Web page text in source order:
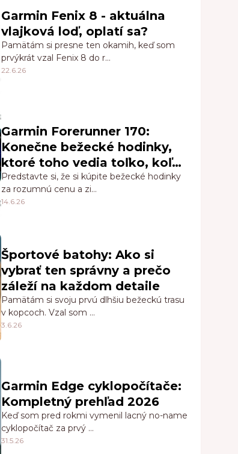
Garmin Fenix 8 - aktuálna
vlajková loď, oplatí sa?
Pamätám si presne ten okamih, keď som
prvýkrát vzal Fenix 8 do r…
22.6.26
Garmin Forerunner 170:
Konečne bežecké hodinky,
ktoré toho vedia toľko, koľko
skutočne potrebujete
Predstavte si, že si kúpite bežecké hodinky
za rozumnú cenu a zi…
14.6.26
Športové batohy: Ako si
vybrať ten správny a prečo
záleží na každom detaile
Pamätám si svoju prvú dlhšiu bežeckú trasu
v kopcoch. Vzal som …
3.6.26
Garmin Edge cyklopočítače:
Kompletný prehľad 2026
Keď som pred rokmi vymenil lacný no-name
cyklopočítač za prvý …
31.5.26